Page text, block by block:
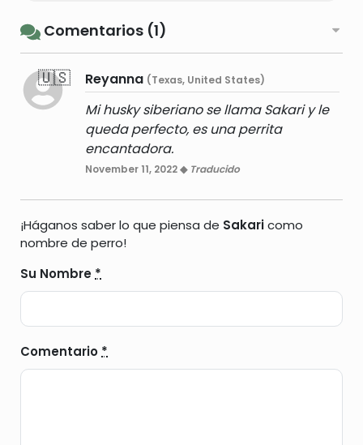
Comentarios (1)
🇺🇸 Reyanna (Texas, United States)
Mi husky siberiano se llama Sakari y le
queda perfecto, es una perrita
encantadora.
November 11, 2022 ◆ Traducido
¡Háganos saber lo que piensa de Sakaricomo
nombre de perro!
Su Nombre *
Comentario *